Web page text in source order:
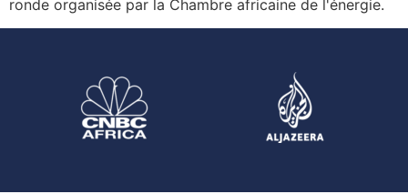
ronde organisée par la Chambre africaine de l'énergie.